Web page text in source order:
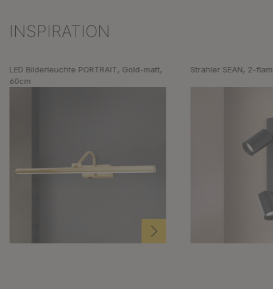
Produktgalerie überspringen
INSPIRATION
LED Bilderleuchte PORTRAIT, Gold-matt,
60cm
Strahler SEAN, 2-